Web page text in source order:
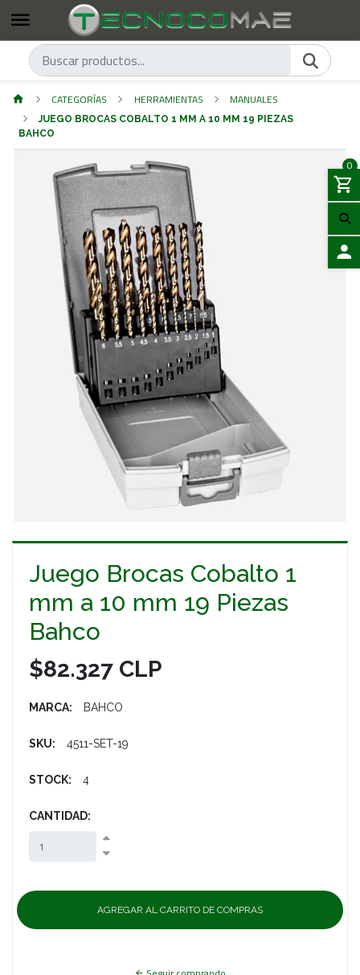
0
CATEGORÍAS HERRAMIENTAS MANUALES
JUEGO BROCAS COBALTO 1 MM A 10 MM 19 PIEZAS
BAHCO
Juego Brocas Cobalto 1
mm a 10 mm 19 Piezas
Bahco
$82.327 CLP
MARCA: BAHCO
SKU: 4511-SET-19
STOCK: 4
CANTIDAD: